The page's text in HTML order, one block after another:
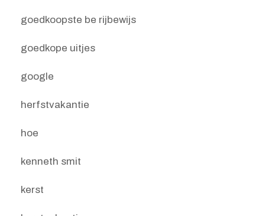
goedkoopste be rijbewijs
goedkope uitjes
google
herfstvakantie
hoe
kenneth smit
kerst